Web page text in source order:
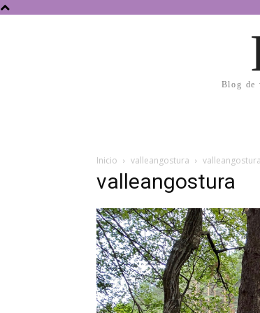
Blog de
Inicio valleangostura valleangostura
valleangostura